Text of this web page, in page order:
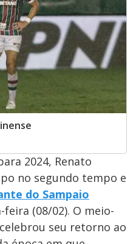
2024, Renato
no segundo tempo e
do Sampaio
(08/02). O meio-
seu retorno ao